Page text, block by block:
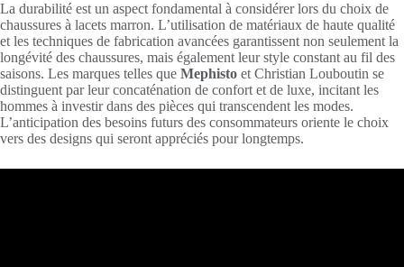
La durabilité est un aspect fondamental à considérer lors du choix de
chaussures à lacets marron. L’utilisation de matériaux de haute qualité
et les techniques de fabrication avancées garantissent non seulement la
longévité des chaussures, mais également leur style constant au fil des
saisons. Les marques telles que Mephisto et Christian Louboutin se
distinguent par leur concaténation de confort et de luxe, incitant les
hommes à investir dans des pièces qui transcendent les modes.
L’anticipation des besoins futurs des consommateurs oriente le choix
vers des designs qui seront appréciés pour longtemps.